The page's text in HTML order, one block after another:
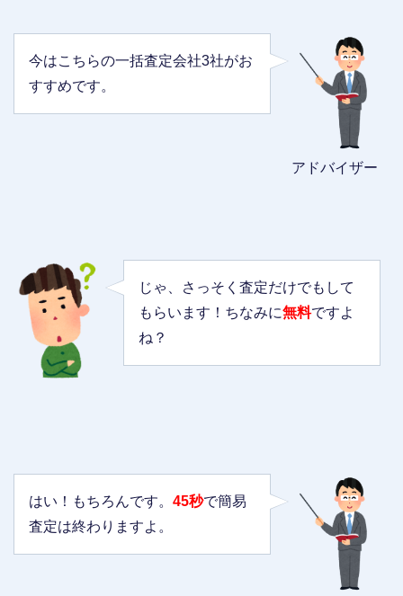
アドバイザー
今はこちらの一括査定会社3社がお
すすめです。
じゃ、さっそく査定だけでもして
もらいます！ちなみに無料ですよ
ね？
はい！もちろんです。 45秒で簡易
査定は終わりますよ。